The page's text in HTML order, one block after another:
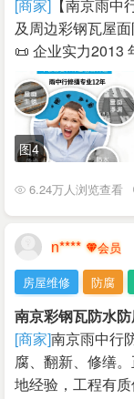
[商家] 【南京雨
及周边彩钢瓦屋
📜 企业实力2013
图4
6.24万人浏览查看
n****
房屋维修 防腐
南京彩钢瓦防水
[商家]南京雨中行
腐、翻新、修缮
地经验，工程有